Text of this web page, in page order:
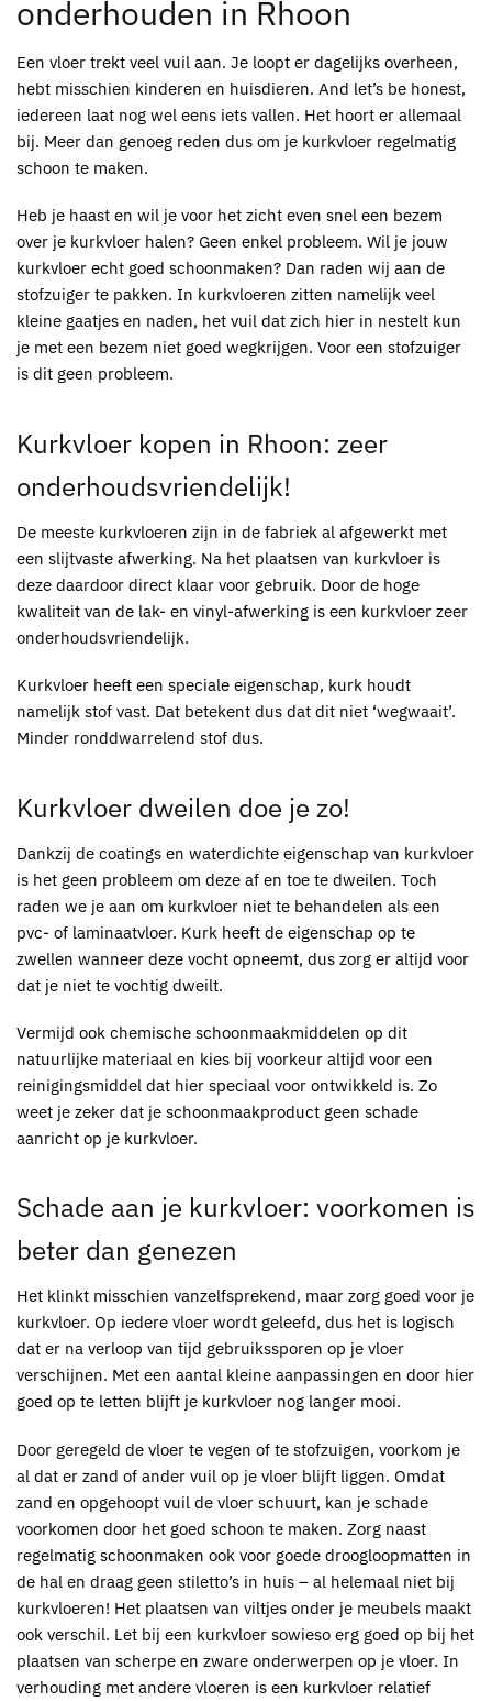
onderhouden in Rhoon
Een vloer trekt veel vuil aan. Je loopt er dagelijks overheen,
hebt misschien kinderen en huisdieren. And let’s be honest,
iedereen laat nog wel eens iets vallen. Het hoort er allemaal
bij. Meer dan genoeg reden dus om je kurkvloer regelmatig
schoon te maken.
Heb je haast en wil je voor het zicht even snel een bezem
over je kurkvloer halen? Geen enkel probleem. Wil je jouw
kurkvloer echt goed schoonmaken? Dan raden wij aan de
stofzuiger te pakken. In kurkvloeren zitten namelijk veel
kleine gaatjes en naden, het vuil dat zich hier in nestelt kun
je met een bezem niet goed wegkrijgen. Voor een stofzuiger
is dit geen probleem.
Kurkvloer kopen in Rhoon: zeer
onderhoudsvriendelijk!
De meeste kurkvloeren zijn in de fabriek al afgewerkt met
een slijtvaste afwerking. Na het plaatsen van kurkvloer is
deze daardoor direct klaar voor gebruik. Door de hoge
kwaliteit van de lak- en vinyl-afwerking is een kurkvloer zeer
onderhoudsvriendelijk.
Kurkvloer heeft een speciale eigenschap, kurk houdt
namelijk stof vast. Dat betekent dus dat dit niet ‘wegwaait’.
Minder ronddwarrelend stof dus.
Kurkvloer dweilen doe je zo!
Dankzij de coatings en waterdichte eigenschap van kurkvloer
is het geen probleem om deze af en toe te dweilen. Toch
raden we je aan om kurkvloer niet te behandelen als een
pvc- of laminaatvloer. Kurk heeft de eigenschap op te
zwellen wanneer deze vocht opneemt, dus zorg er altijd voor
dat je niet te vochtig dweilt.
Vermijd ook chemische schoonmaakmiddelen op dit
natuurlijke materiaal en kies bij voorkeur altijd voor een
reinigingsmiddel dat hier speciaal voor ontwikkeld is. Zo
weet je zeker dat je schoonmaakproduct geen schade
aanricht op je kurkvloer.
Schade aan je kurkvloer: voorkomen is
beter dan genezen
Het klinkt misschien vanzelfsprekend, maar zorg goed voor je
kurkvloer. Op iedere vloer wordt geleefd, dus het is logisch
dat er na verloop van tijd gebruikssporen op je vloer
verschijnen. Met een aantal kleine aanpassingen en door hier
goed op te letten blijft je kurkvloer nog langer mooi.
Door geregeld de vloer te vegen of te stofzuigen, voorkom je
al dat er zand of ander vuil op je vloer blijft liggen. Omdat
zand en opgehoopt vuil de vloer schuurt, kan je schade
voorkomen door het goed schoon te maken. Zorg naast
regelmatig schoonmaken ook voor goede droogloopmatten in
de hal en draag geen stiletto’s in huis – al helemaal niet bij
kurkvloeren! Het plaatsen van viltjes onder je meubels maakt
ook verschil. Let bij een kurkvloer sowieso erg goed op bij het
plaatsen van scherpe en zware onderwerpen op je vloer. In
verhouding met andere vloeren is een kurkvloer relatief